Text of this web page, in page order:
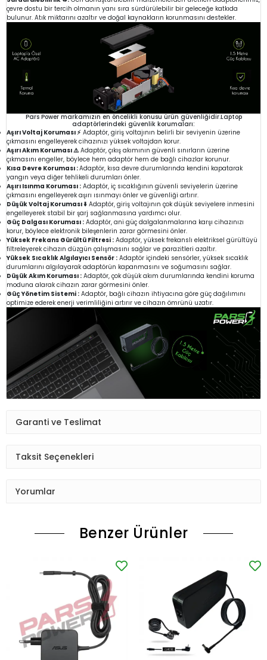
çevre dostu bir tercih olmanın yanı sıra sürdürülebilir bir geleceğe katkıda
bulunur. Atık miktarını azaltır ve doğal kaynakların korunmasını destekler.
Pars Power markamızın en öncelikli konusu ürün güvenliğidir.Laptop
adaptörlerindeki güvenlik korumaları:
Aşırı Voltaj Koruması ⚡ Adaptör, giriş voltajının belirli bir seviyenin üzerine
çıkmasını engelleyerek cihazınızı yüksek voltajdan korur.
Aşırı Akım Koruması ⚠️Adaptör, çıkış akımının güvenli sınırların üzerine
çıkmasını engeller, böylece hem adaptör hem de bağlı cihazlar korunur.
Kısa Devre Koruması :Adaptör, kısa devre durumlarında kendini kapatarak
yangın veya diğer tehlikeli durumları önler.
Aşırı Isınma Koruması : Adaptör, iç sıcaklığının güvenli seviyelerin üzerine
çıkmasını engelleyerek aşırı ısınmayı önler ve güvenliği artırır.
Düşük Voltaj Koruması ⬇️ Adaptör, giriş voltajının çok düşük seviyelere inmesini
engelleyerek stabil bir şarj sağlanmasına yardımcı olur.
Güç Dalgası Koruması : Adaptör, ani güç dalgalanmalarına karşı cihazınızı
korur, böylece elektronik bileşenlerin zarar görmesini önler.
Yüksek Frekans Gürültü Filtresi : Adaptör, yüksek frekanslı elektriksel gürültüyü
filtreleyerek cihazın düzgün çalışmasını sağlar ve parazitleri azaltır.
Yüksek Sıcaklık Algılayıcı Sensör : Adaptör içindeki sensörler, yüksek sıcaklık
durumlarını algılayarak adaptörün kapanmasını ve soğumasını sağlar.
Düşük Akım Koruması : Adaptör, çok düşük akım durumlarında kendini koruma
moduna alarak cihazın zarar görmesini önler.
Güç Yönetim Sistemi : Adaptör, bağlı cihazın ihtiyacına göre güç dağılımını
optimize ederek enerji verimliliğini artırır ve cihazın ömrünü uzatır.
Garanti ve Teslimat
Taksit Seçenekleri
Yorumlar
Benzer Ürünler